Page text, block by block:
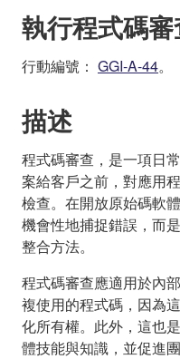
執行程式碼
行動編號： GGI-A-44。
描述
程式碼審查，是一項日
案給客戶之前，對應用
檢查。在開放原始碼軟
機會性地捕捉錯誤，而
整合方法。
程式碼審查應適用於內
複使用的程式碼，因為
化所有權。此外，這也
體技能與知識，並促進團